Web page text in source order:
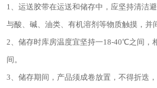
1、运送胶带在运送和储存中，应坚持清洁
与酸、碱、油类、有机溶剂等物质触摸，并
2、储存时库房温度宜坚持一18-40℃之间，
间。
3、储存期间，产品须成卷放置，不得折迭